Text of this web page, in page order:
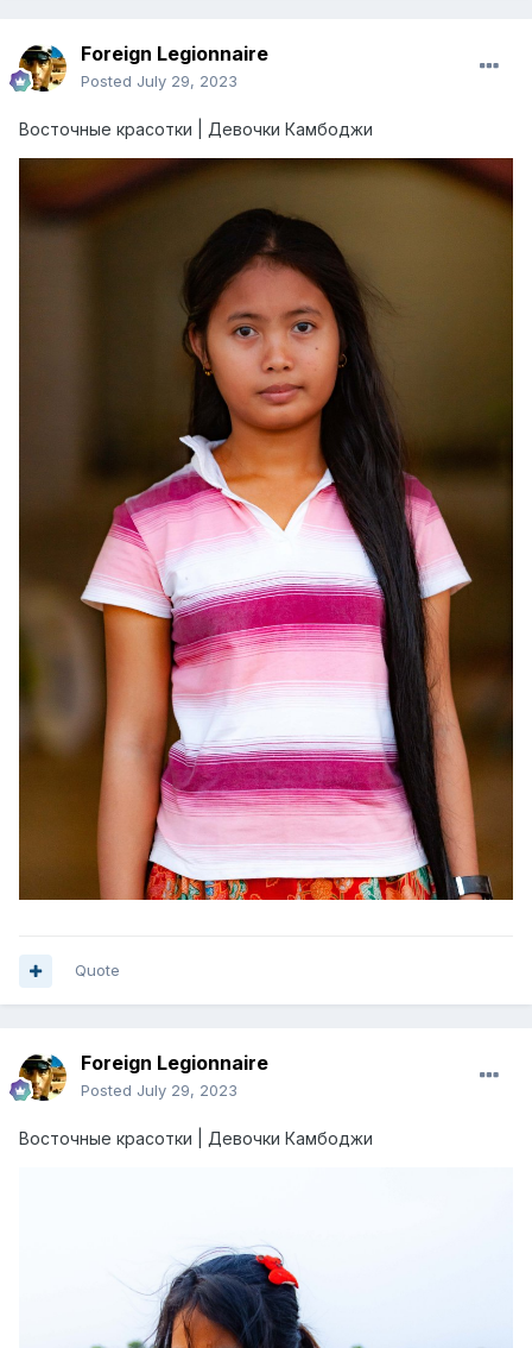
Foreign Legionnaire
Posted July 29, 2023
Восточные красотки | Девочки Камбоджи
Quote
Foreign Legionnaire
Posted July 29, 2023
Восточные красотки | Девочки Камбоджи